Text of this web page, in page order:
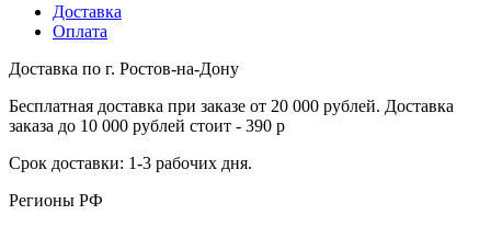
Доставка
Оплата
Доставка по г. Ростов-на-Дону
Бесплатная доставка при заказе от 20 000 рублей. Доставка
заказа до 10 000 рублей стоит - 390 р
Срок доставки: 1-3 рабочих дня.
Регионы РФ